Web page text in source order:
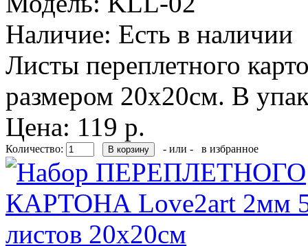
Наличие: Есть в наличии
Листы переплетного
размером 20х20см. В
Цена: 119 р.
Количество: - или - в избранное